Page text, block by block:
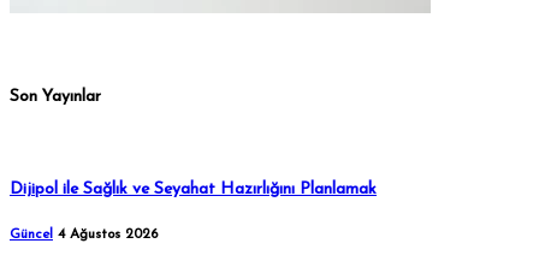
Son Yayınlar
Dijipol ile Sağlık ve Seyahat Hazırlığını Planlamak
Güncel 4 Ağustos 2026